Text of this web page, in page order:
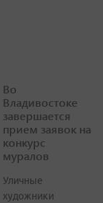
Во
Владивостоке
завершается
прием заявок на
конкурс
муралов
Уличные
художники